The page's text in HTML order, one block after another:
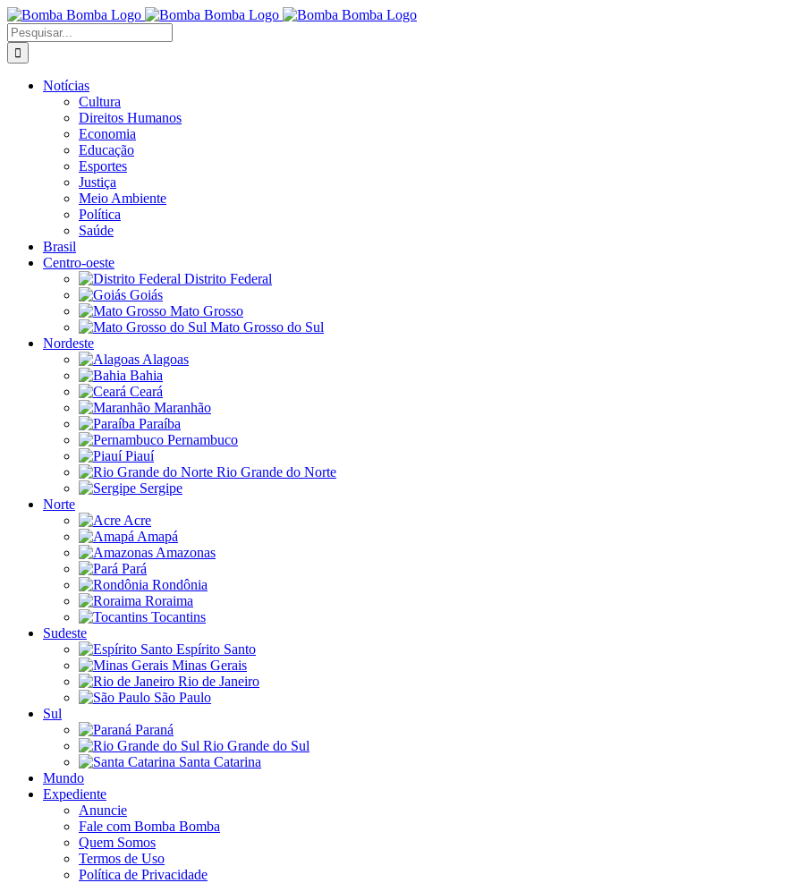
Ir
para
o
conteúdo
Buscar
resultados
para:
Notícias
Cultura
Direitos Humanos
Economia
Educação
Esportes
Justiça
Meio Ambiente
Política
Saúde
Brasil
Centro-oeste
Distrito Federal
Goiás
Mato Grosso
Mato Grosso do Sul
Nordeste
Alagoas
Bahia
Ceará
Maranhão
Paraíba
Pernambuco
Piauí
Rio Grande do Norte
Sergipe
Norte
Acre
Amapá
Amazonas
Pará
Rondônia
Roraima
Tocantins
Sudeste
Espírito Santo
Minas Gerais
Rio de Janeiro
São Paulo
Sul
Paraná
Rio Grande do Sul
Santa Catarina
Mundo
Expediente
Anuncie
Fale com Bomba Bomba
Quem Somos
Termos de Uso
Política de Privacidade